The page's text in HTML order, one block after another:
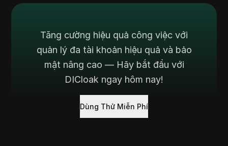
Tăng cường hiệu quả công việc với
quản lý đa tài khoản hiệu quả và bảo
mật nâng cao — Hãy bắt đầu với
DICloak ngay hôm nay!
Dùng Thử Miễn Phí